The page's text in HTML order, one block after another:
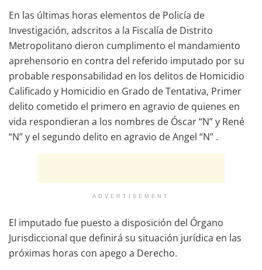
En las últimas horas elementos de Policía de
Investigación, adscritos a la Fiscalía de Distrito
Metropolitano dieron cumplimento el mandamiento
aprehensorio en contra del referido imputado por su
probable responsabilidad en los delitos de Homicidio
Calificado y Homicidio en Grado de Tentativa, Primer
delito cometido el primero en agravio de quienes en
vida respondieran a los nombres de Óscar “N” y René
“N” y el segundo delito en agravio de Angel “N” .
ADVERTISEMENT
El imputado fue puesto a disposición del Órgano
Jurisdiccional que definirá su situación jurídica en las
próximas horas con apego a Derecho.